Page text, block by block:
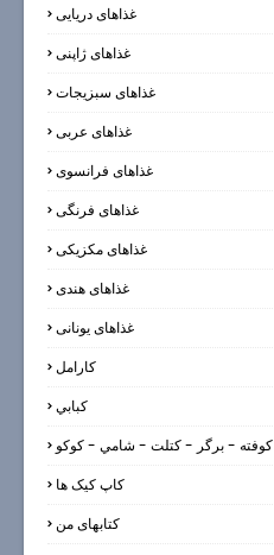
غذاهای دریایی
غذاهای ژاپنی
غذاهای سبزیجات
غذاهای عربی
غذاهای فرانسوی
غذاهای فرنگی
غذاهای مکزیکی
غذاهای هندی
غذاهای یونانی
كارامل
كبابي
كوفته - برگر - كتلت - شامي - كوكو
کاپ کیک ها
کتابهای من